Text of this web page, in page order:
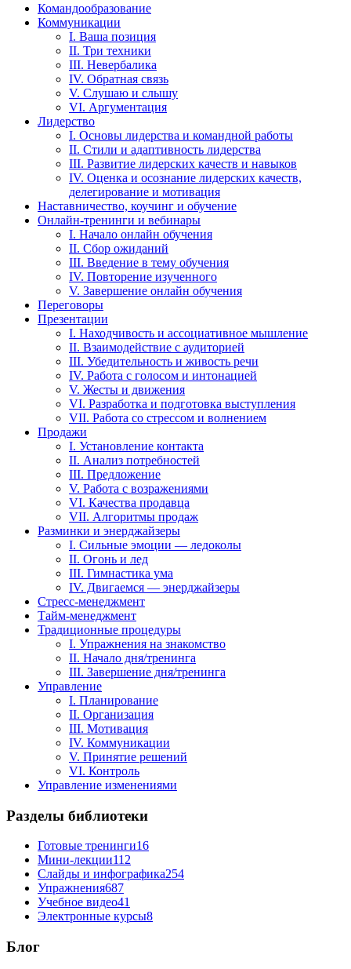
Командообразование
Коммуникации
I. Ваша позиция
II. Три техники
III. Невербалика
IV. Обратная связь
V. Слушаю и слышу
VI. Аргументация
Лидерство
I. Основы лидерства и командной работы
II. Стили и адаптивность лидерства
III. Развитие лидерских качеств и навыков
IV. Оценка и осознание лидерских качеств,
делегирование и мотивация
Наставничество, коучинг и обучение
Онлайн-тренинги и вебинары
I. Начало онлайн обучения
II. Сбор ожиданий
III. Введение в тему обучения
IV. Повторение изученного
V. Завершение онлайн обучения
Переговоры
Презентации
I. Находчивость и ассоциативное мышление
II. Взаимодействие с аудиторией
III. Убедительность и живость речи
IV. Работа с голосом и интонацией
V. Жесты и движения
VI. Разработка и подготовка выступления
VII. Работа со стрессом и волнением
Продажи
I. Установление контакта
II. Анализ потребностей
III. Предложение
V. Работа с возражениями
VI. Качества продавца
VII. Алгоритмы продаж
Разминки и энерджайзеры
I. Сильные эмоции — ледоколы
II. Огонь и лед
III. Гимнастика ума
IV. Двигаемся — энерджайзеры
Стресс-менеджмент
Тайм-менеджмент
Традиционные процедуры
I. Упражнения на знакомство
II. Начало дня/тренинга
III. Завершение дня/тренинга
Управление
I. Планирование
II. Организация
III. Мотивация
IV. Коммуникации
V. Принятие решений
VI. Контроль
Управление изменениями
Разделы библиотеки
Готовые тренинги16
Мини-лекции112
Слайды и инфографика254
Упражнения687
Учебное видео41
Электронные курсы8
Блог